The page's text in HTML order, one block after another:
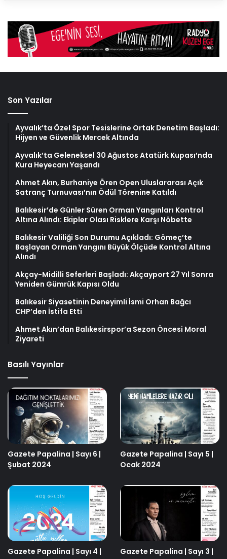
Son Yazılar
Ayvalık’ta Özel Spor Tesislerine Ortak Denetim Başladı:
Hijyen ve Güvenlik Mercek Altında
Ayvalık’ta Geleneksel 30 Ağustos Atatürk Kupası’nda
Kura Heyecanı Yaşandı
Ahmet Akın, Burhaniye Ören Open Uluslararası Açık
Satranç Turnuvası’nın Ödül Törenine Katıldı
Balıkesir’de Günler Süren Orman Yangınları Kontrol
Altına Alındı: Ekipler Olası Risklere Karşı Nöbette
Balıkesir Valiliği Son Durumu Açıkladı: Gömeç’te
Başlayan Orman Yangını Büyük Ölçüde Kontrol Altına
Alındı
Akçay-Midilli Seferleri Başladı: Akçayport 27 Yıl Sonra
Yeniden Gümrük Kapısı Oldu
Balıkesir Siyasetinin Deneyimli İsmi Orhan Bağcı
CHP’den İstifa Etti
Ahmet Akın’dan Balıkesirspor’a Sezon Öncesi Moral
Ziyareti
Basılı Yayınlar
Gazete Papalina | Sayı 6 |
Şubat 2024
Gazete Papalina | Sayı 5 |
Ocak 2024
Gazete Papalina | Sayı 4 |
Gazete Papalina | Sayı 3 |